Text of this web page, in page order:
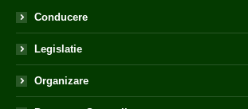
Conducere
Legislatie
Organizare